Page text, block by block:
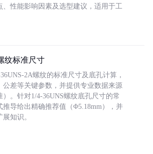
、性能影响因素及选型建议，适用于工
纹标准尺寸
2A螺纹的标准尺寸及底孔计算，
公差等关键参数，并提供专业数据来源
）。针对1/4-36UNS螺纹底孔尺寸的常
推导给出精确推荐值（Φ5.18mm），并
知识。